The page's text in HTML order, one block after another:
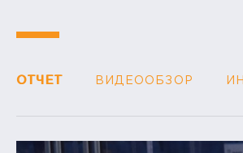
ОТЧЕТ ВИДЕООБЗОР